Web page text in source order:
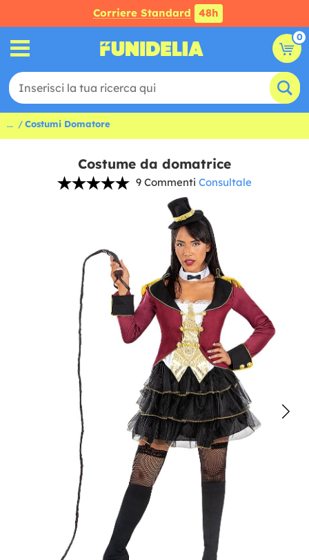
Corriere Standard 48h
0
... Costumi Domatore
Costume da domatrice
9 Commenti Consultale